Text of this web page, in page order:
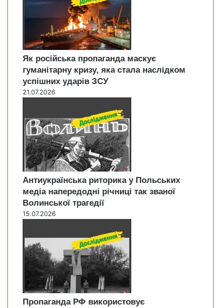
Як російська пропаганда маскує
гуманітарну кризу, яка стала наслідком
успішних ударів ЗСУ
21.07.2026
Антиукраїнська риторика у Польських
медіа напередодні річниці так званої
Волинської трагедії
15.07.2026
Пропаганда РФ використовує